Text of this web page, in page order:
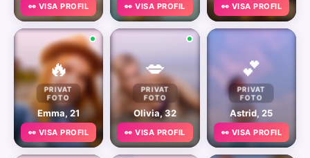
👀 VISA PROFIL 👀 VISA PROFIL 👀 VISA PROFIL
🔥
PRIVAT
FOTO
Emma, 21
👀 VISA PROFIL
💋
PRIVAT
FOTO
Olivia, 32
👀 VISA PROFIL
💕
PRIVAT
FOTO
Astrid, 25
👀 VISA PROFIL